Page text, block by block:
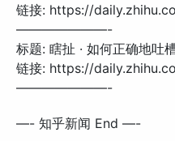
链接: https://
———————-
标题: 瞎扯 · 如何正确地吐
链接: https://
———————-
—- 知乎新闻 End —-